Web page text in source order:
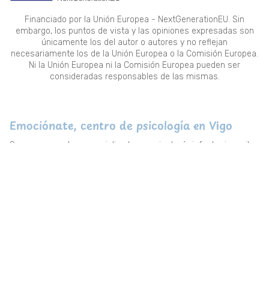
Financiado por la Unión Europea - NextGenerationEU. Sin
embargo, los puntos de vista y las opiniones expresadas son
únicamente los del autor o autores y no reflejan
necesariamente los de la Unión Europea o la Comisión Europea.
Ni la Unión Europea ni la Comisión Europea pueden ser
consideradas responsables de las mismas.
Emociónate, centro de psicología en Vigo
Somos un centro especializado en psicología infanto-juvenil